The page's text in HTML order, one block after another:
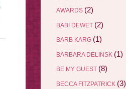
AWARDS (2)
BABI DEWET (2)
BARB KARG (1)
BARBARA DELINSK (1)
BE MY GUEST (8)
BECCA FITZPATRICK (3)